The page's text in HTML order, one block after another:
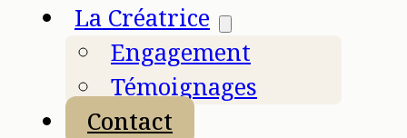
La Créatrice
Engagement
Témoignages
Contact